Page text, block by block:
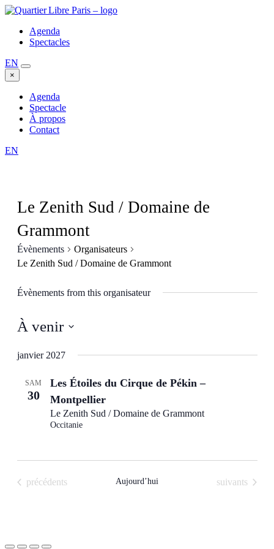
Agenda
Spectacles
EN
×
Agenda
Spectacle
À propos
Contact
EN
Le Zenith Sud / Domaine de
Grammont
Évènements
Organisateurs
Le Zenith Sud / Domaine de Grammont
Évènements from this organisateur
À venir
une
janvier 2027
SAM
30
Les Étoiles du Cirque de Pékin –
Montpellier
Le Zenith Sud / Domaine de Grammont
Occitanie
Évènements
précédents Aujourd’hui Évènements
suivants